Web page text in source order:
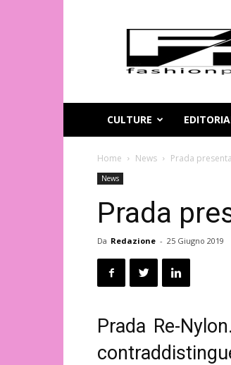
Magazine
moda
online
FashionPress.it
CULTURE
Home News Prada
News
Prada
Da Redazione - 25 Giugno 2019
Prada Re-